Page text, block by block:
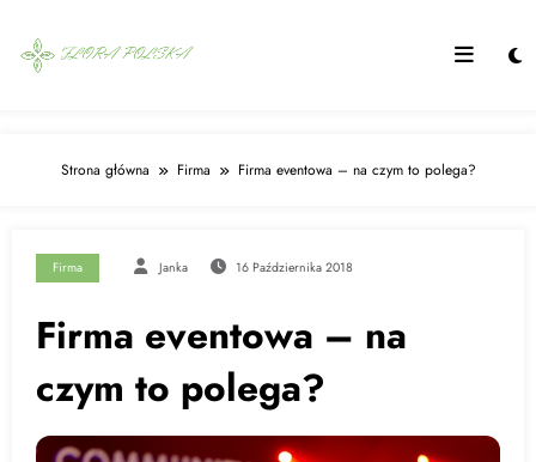
content
Strona główna Firma Firma eventowa – na czym to polega?
Firma Janka 16 Października 2018
Firma eventowa – na
czym to polega?